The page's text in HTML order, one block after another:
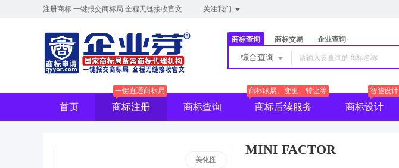
注册商标 一键报交商标局 全程无缝接收官文 关注我们
商标查询 商标交易 企业查询
综合查询
首页 商标注册
一键直通商标局
商标查询 商标后续服务
商标续展、变更、转让等
商标设计
智能设计
美化图
MINI FACTOR